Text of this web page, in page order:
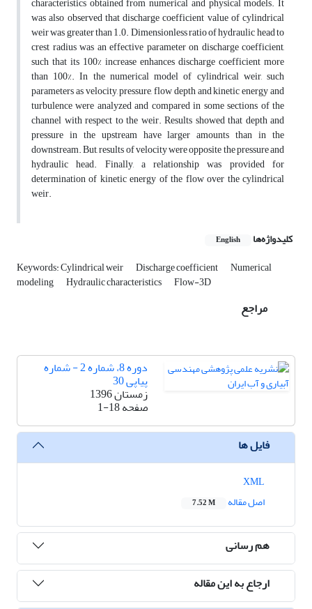
was also observed that discharge coefficient value of cylindrical
weir was greater than 1.0. Dimensionless ratio of hydraulic head to
crest radius was an effective parameter on discharge coefficient,
such that its 100% increase enhances discharge coefficient more
than 100%. In the numerical model of cylindrical weir, such
parameters as velocity, pressure, flow depth and kinetic energy and
turbulence were analyzed and compared in some sections of the
channel with respect to the weir. Results showed that depth and
pressure in the upstream have larger amounts than in the
downstream. But, results of velocity were opposite the pressure and
hydraulic head. Finally, a relationship was provided for
determination of kinetic energy of the flow over the cylindrical
weir.
کلیدواژه‌ها English
Keywords: Cylindrical weir Discharge coefficient Numerical
modeling Hydraulic characteristics Flow-3D
مراجع
دوره 8، شماره 2 - شماره
پیاپی 30
زمستان 1396
صفحه1-18
فایل ها
اصل مقاله
7.52 M
هم رسانی
ارجاع به این مقاله